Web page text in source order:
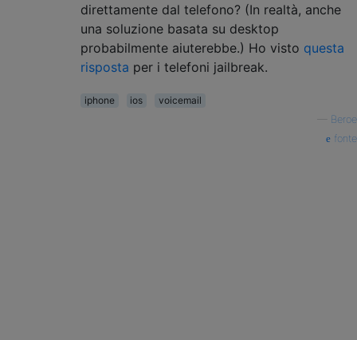
direttamente dal telefono? (In realtà, anche
una soluzione basata su desktop
probabilmente aiuterebbe.) Ho visto questa
risposta per i telefoni jailbreak.
iphone ios
voicemail
Beroe
fonte